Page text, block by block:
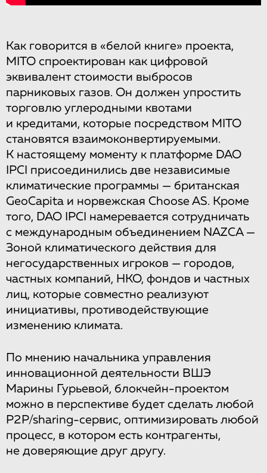
Как говорится в «белой книге» проекта,
MITO спроектирован как цифровой
эквивалент стоимости выбросов
парниковых газов. Он должен упростить
торговлю углеродными квотами
и кредитами, которые посредством MITO
становятся взаимоконвертируемыми.
К настоящему моменту к платформе DAO
IPCI присоединились две независимые
климатические программы — британская
GeoCapita и норвежская Choose AS. Кроме
того, DAO IPCI намеревается сотрудничать
с международным объединением NAZCA —
Зоной климатического действия для
негосударственных игроков — городов,
частных компаний, НКО, фондов и частных
лиц, которые совместно реализуют
инициативы, противодействующие
изменению климата.
По мнению начальника управления
инновационной деятельности ВШЭ
Марины Гурьевой, блокчейн-проектом
можно в перспективе будет сделать любой
P2P/sharing-сервис, оптимизировать любой
процесс, в котором есть контрагенты,
не доверяющие друг другу.